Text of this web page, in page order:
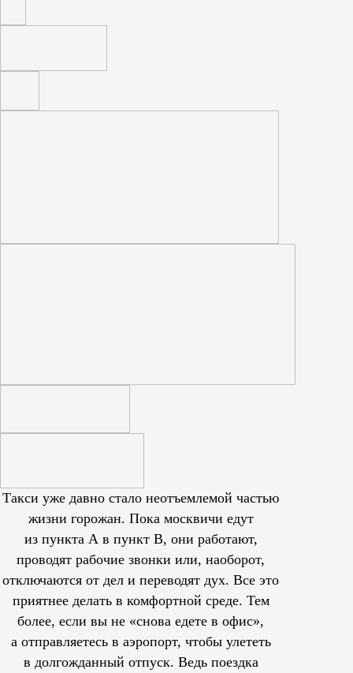
Такси уже давно стало неотъемлемой частью
жизни горожан. Пока москвичи едут
из пункта А в пункт В, они работают,
проводят рабочие звонки или, наоборот,
отключаются от дел и переводят дух. Все это
приятнее делать в комфортной среде. Тем
более, если вы не «снова едете в офис»,
а отправляетесь в аэропорт, чтобы улететь
в долгожданный отпуск. Ведь поездка